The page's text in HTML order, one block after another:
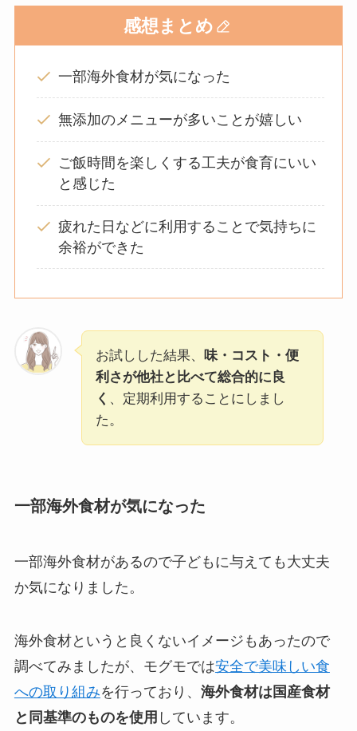
感想まとめ
一部海外食材が気になった
無添加のメニューが多いことが嬉しい
ご飯時間を楽しくする工夫が食育にいい
と感じた
疲れた日などに利用することで気持ちに
余裕ができた
お試しした結果、 味・コスト・便
利さが他社と比べて総合的に良
く 、定期利用することにしまし
た。
一部海外食材が気になった
一部海外食材があるので子どもに与えても大丈夫
か気になりました。
海外食材というと良くないイメージもあったので
調べてみましたが、モグモでは安全で美味しい食
への取り組みを行っており、 海外食材は国産食材
と同基準のものを使用 しています。